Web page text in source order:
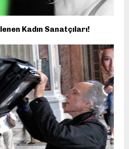
Kadın Sanatçıları!